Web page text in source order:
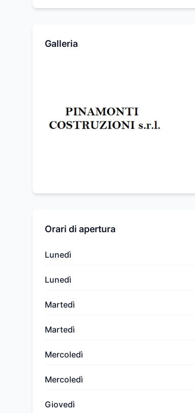
Galleria
Orari di apertura
Lunedì
Lunedì
Martedì
Martedì
Mercoledì
Mercoledì
Giovedì